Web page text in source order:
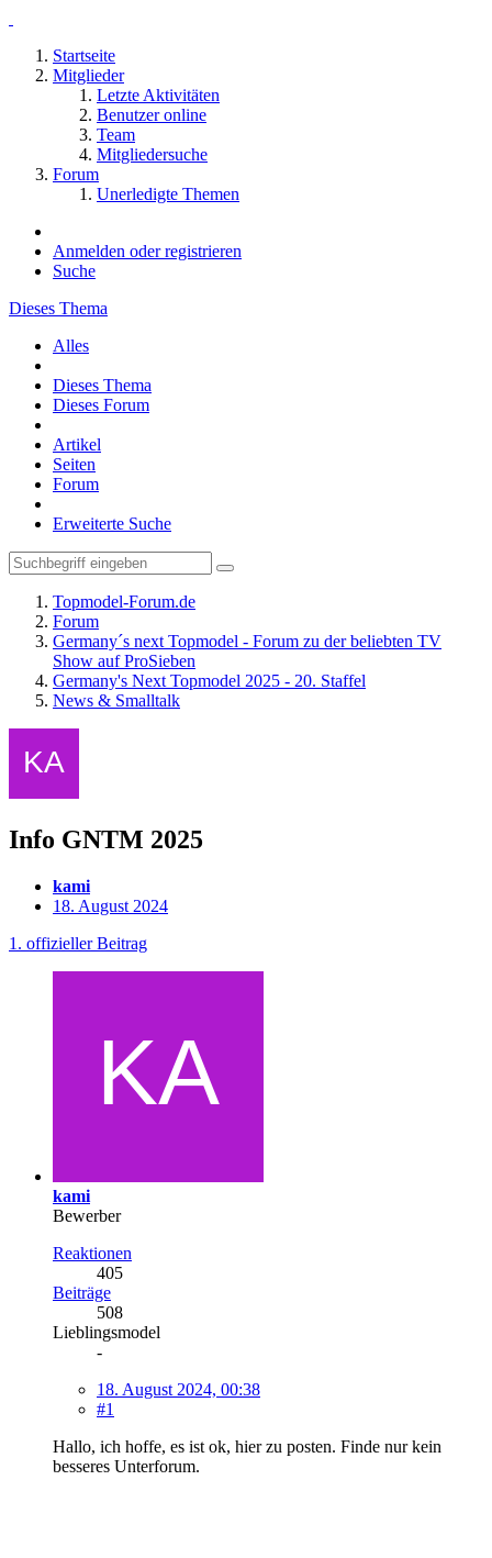
Startseite
Mitglieder
Letzte Aktivitäten
Benutzer online
Team
Mitgliedersuche
Forum
Unerledigte Themen
Anmelden oder registrieren
Suche
Dieses Thema
Alles
Dieses Thema
Dieses Forum
Artikel
Seiten
Forum
Erweiterte Suche
Topmodel-Forum.de
Forum
Germany´s next Topmodel - Forum zu der beliebten TV
Show auf ProSieben
Germany's Next Topmodel 2025 - 20. Staffel
News & Smalltalk
Info GNTM 2025
kami
18. August 2024
1. offizieller Beitrag
kami
Bewerber
Reaktionen
405
Beiträge
508
Lieblingsmodel
-
18. August 2024, 00:38
#1
Hallo, ich hoffe, es ist ok, hier zu posten. Finde nur kein
besseres Unterforum.